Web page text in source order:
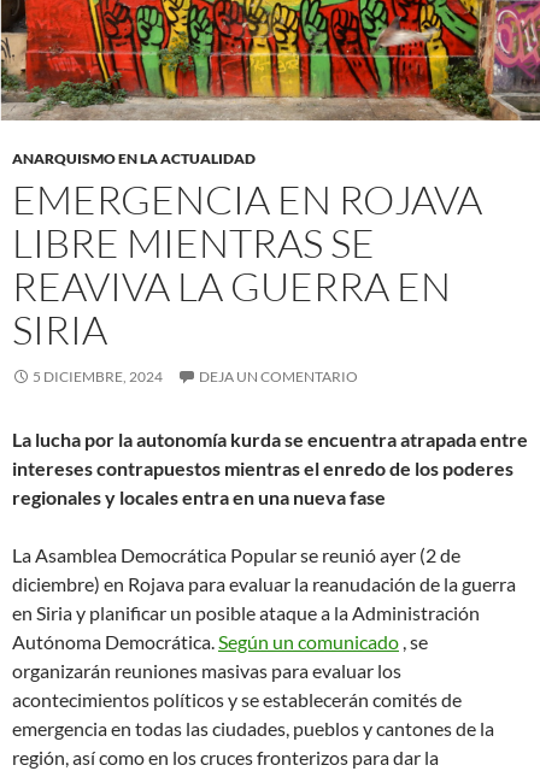
ANARQUISMO EN LA ACTUALIDAD
EMERGENCIA EN ROJAVA
LIBRE MIENTRAS SE
REAVIVA LA GUERRA EN
SIRIA
5 DICIEMBRE, 2024 DEJA UN COMENTARIO
La lucha por la autonomía kurda se encuentra atrapada entre
intereses contrapuestos mientras el enredo de los poderes
regionales y locales entra en una nueva fase
La Asamblea Democrática Popular se reunió ayer (2 de
diciembre) en Rojava para evaluar la reanudación de la guerra
en Siria y planificar un posible ataque a la Administración
Autónoma Democrática.Según un comunicado , se
organizarán reuniones masivas para evaluar los
acontecimientos políticos y se establecerán comités de
emergencia en todas las ciudades, pueblos y cantones de la
región, así como en los cruces fronterizos para dar la